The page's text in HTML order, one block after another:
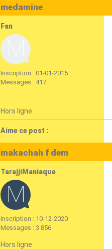
medamine
Fan
Inscription : 01-01-2015
Messages : 417
Hors ligne
Aime ce post :
makachah f dem
TarajjiManiaque
Inscription : 10-12-2020
Messages : 3 856
Hors ligne